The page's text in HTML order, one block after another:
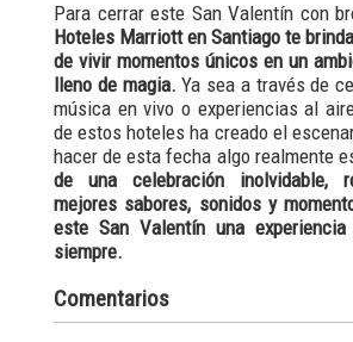
Para cerrar este San Valentín con
Hoteles Marriott en Santiago te
de vivir momentos únicos en un
lleno de magia. Ya sea a través de
música en vivo o experiencias al
de estos hoteles ha creado el
hacer de esta fecha algo realmente
de una celebración inolvidable,
mejores sabores, sonidos y
este San Valentín una experiencia
siempre.
Comentarios